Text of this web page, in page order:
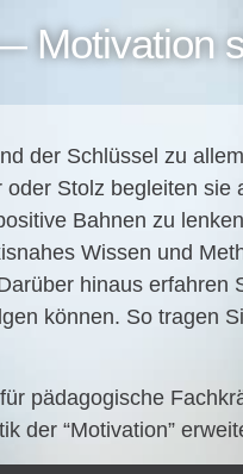
Motivation
der Schlüs­sel zu
Stolz beglei­ten
Bah­nen zu
Wis­sen und
hin­aus
kön­nen. So tra­gen
päd­ago­gi­sche
der “Moti­va­ti­on”